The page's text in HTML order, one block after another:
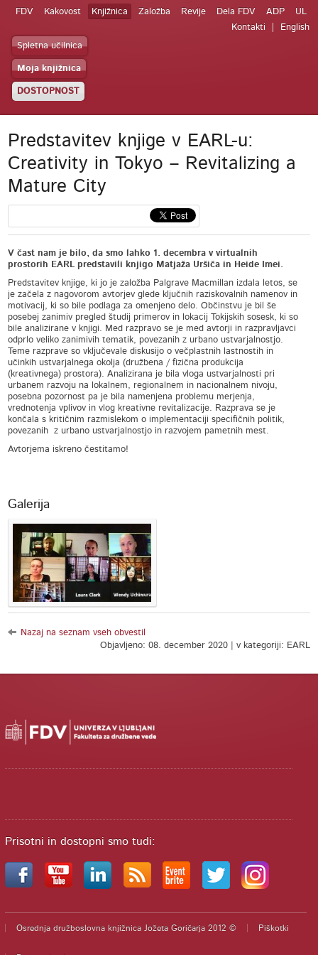
FDV Kakovost Knjižnica Založba Revije Dela FDV ADP
UL
Kontakti
English
Spletna učilnica
Moja knjižnica
DOSTOPNOST
Predstavitev knjige v EARL-u:
Creativity in Tokyo – Revitalizing a
Mature City
V čast nam je bilo, da smo lahko 1. decembra v virtualnih
prostorih EARL predstavili knjigo Matjaža Uršiča in Heide Imei.
Predstavitev knjige, ki jo je založba Palgrave Macmillan izdala letos, se
je začela z nagovorom avtorjev glede ključnih raziskovalnih namenov in
motivacij, ki so bile podlaga za omenjeno delo. Občinstvu je bil še
posebej zanimiv pregled študij primerov in lokacij Tokijskih sosesk, ki so
bile analizirane v knjigi. Med razpravo se je med avtorji in razpravljavci
odprlo veliko zanimivih tematik, povezanih z urbano ustvarjalnostjo.
Teme razprave so vključevale diskusijo o večplastnih lastnostih in
učinkih ustvarjalnega okolja (družbena / fizična produkcija
(kreativnega) prostora). Analizirana je bila vloga ustvarjalnosti pri
urbanem razvoju na lokalnem, regionalnem in nacionalnem nivoju,
posebna pozornost pa je bila namenjena problemu merjenja,
vrednotenja vplivov in vlog kreativne revitalizacije. Razprava se je
končala s kritičnim razmislekom o implementaciji specifičnih politik,
povezanih z urbano ustvarjalnostjo in razvojem pametnih mest.
Avtorjema iskreno čestitamo!
Galerija
Nazaj na seznam vseh obvestil
Objavljeno: 08. december 2020 | v kategoriji: EARL
Prisotni in dostopni smo tudi:
Osrednja družboslovna knjižnica Jožeta Goričarja 2012 © Piškotki